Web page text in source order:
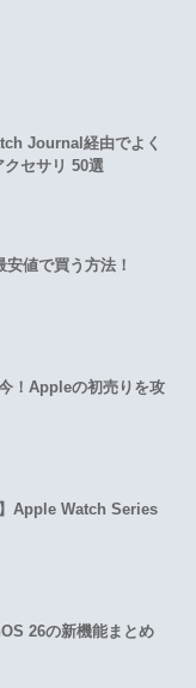
Journal経由でよく
セサリ 50選
値で買う方法！
！Appleの初売りを攻
Apple Watch Series
26の新機能まとめ